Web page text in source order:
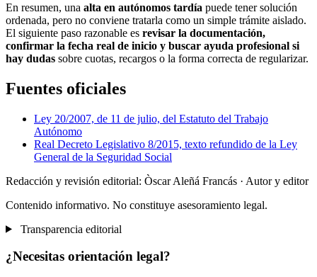
En resumen, una alta en autónomos tardía puede tener solución
ordenada, pero no conviene tratarla como un simple trámite aislado.
El siguiente paso razonable es revisar la documentación,
confirmar la fecha real de inicio y buscar ayuda profesional si
hay dudas sobre cuotas, recargos o la forma correcta de regularizar.
Fuentes oficiales
Ley 20/2007, de 11 de julio, del Estatuto del Trabajo
Autónomo
Real Decreto Legislativo 8/2015, texto refundido de la Ley
General de la Seguridad Social
Redacción y revisión editorial: Òscar Aleñá Francás · Autor y editor
Contenido informativo. No constituye asesoramiento legal.
Transparencia editorial
¿Necesitas orientación legal?